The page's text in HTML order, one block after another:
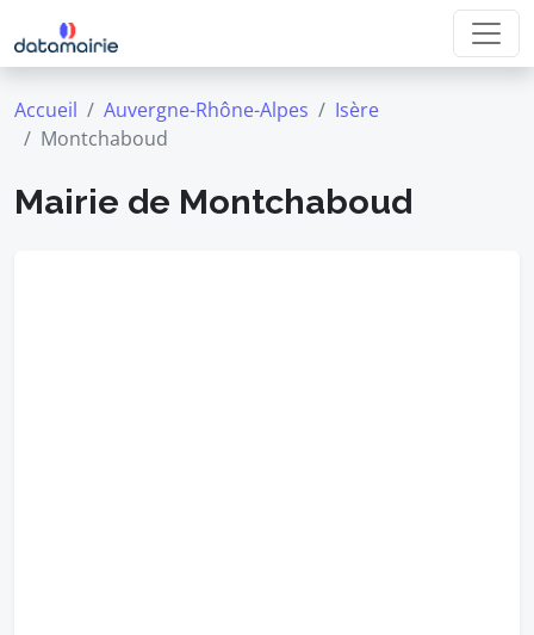
Accueil Auvergne-Rhône-Alpes
Isère
Montchaboud
Mairie de Montchaboud